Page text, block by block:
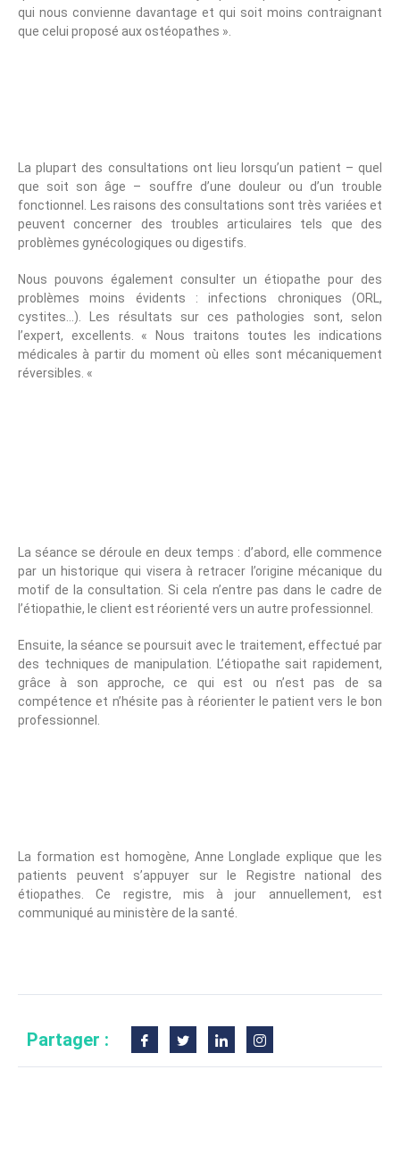
qui nous convienne davantage et qui soit moins contraignant
que celui proposé aux ostéopathes ».
La plupart des consultations ont lieu lorsqu’un patient – quel
que soit son âge – souffre d’une douleur ou d’un trouble
fonctionnel. Les raisons des consultations sont très variées et
peuvent concerner des troubles articulaires tels que des
problèmes gynécologiques ou digestifs.
Nous pouvons également consulter un étiopathe pour des
problèmes moins évidents : infections chroniques (ORL,
cystites…). Les résultats sur ces pathologies sont, selon
l’expert, excellents. « Nous traitons toutes les indications
médicales à partir du moment où elles sont mécaniquement
réversibles. «
La séance se déroule en deux temps : d’abord, elle commence
par un historique qui visera à retracer l’origine mécanique du
motif de la consultation. Si cela n’entre pas dans le cadre de
l’étiopathie, le client est réorienté vers un autre professionnel.
Ensuite, la séance se poursuit avec le traitement, effectué par
des techniques de manipulation. L’étiopathe sait rapidement,
grâce à son approche, ce qui est ou n’est pas de sa
compétence et n’hésite pas à réorienter le patient vers le bon
professionnel.
La formation est homogène, Anne Longlade explique que les
patients peuvent s’appuyer sur le Registre national des
étiopathes. Ce registre, mis à jour annuellement, est
communiqué au ministère de la santé.
Partager :